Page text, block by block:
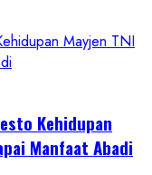
Mayjen TNI
Kehidupan
Manfaat Abadi